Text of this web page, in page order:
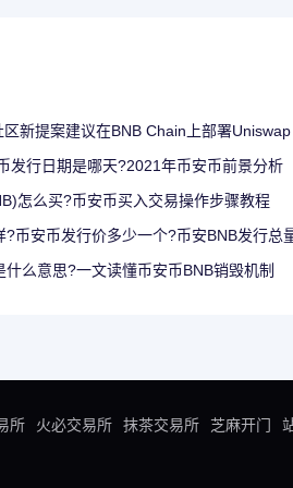
区新提案建议在BNB Chain上部署Uniswap
发行日期是哪天?2021年币安币前景分析
怎么买?币安币买入交易操作步骤教程
?币安币发行价多少一个?币安BNB发行总
什么意思?一文读懂币安币BNB销毁机制
所 火必交易所 抹茶交易所 芝麻开门